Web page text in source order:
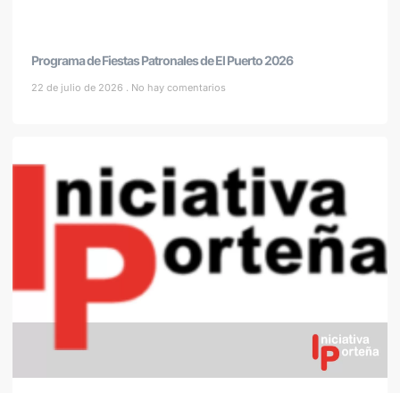
Programa de Fiestas Patronales de El Puerto 2026
22 de julio de 2026 No hay comentarios